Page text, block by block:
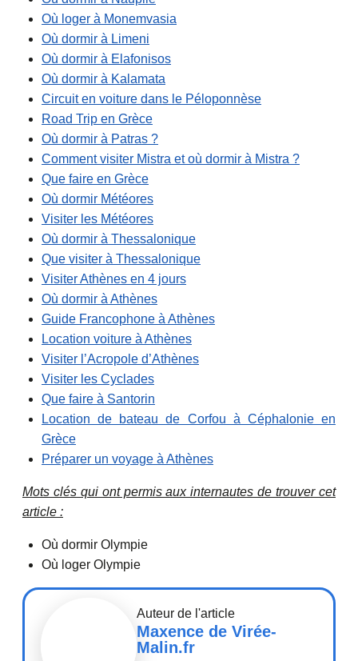
Où loger à Monemvasia
Où dormir à Limeni
Où dormir à Elafonisos
Où dormir à Kalamata
Circuit en voiture dans le Péloponnèse
Road Trip en Grèce
Où dormir à Patras ?
Comment visiter Mistra et où dormir à Mistra ?
Que faire en Grèce
Où dormir Météores
Visiter les Météores
Où dormir à Thessalonique
Que visiter à Thessalonique
Visiter Athènes en 4 jours
Où dormir à Athènes
Guide Francophone à Athènes
Location voiture à Athènes
Visiter l’Acropole d’Athènes
Visiter les Cyclades
Que faire à Santorin
Location de bateau de Corfou à Céphalonie en
Grèce
Préparer un voyage à Athènes
Mots clés qui ont permis aux internautes de trouver cet
article :
Où dormir Olympie
Où loger Olympie
Auteur de l'article
Maxence de Virée-
Malin.fr